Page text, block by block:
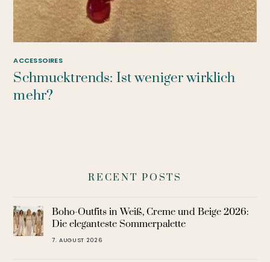
ACCESSOIRES
Schmucktrends: Ist weniger wirklich
mehr?
RECENT POSTS
Boho-Outfits in Weiß, Creme und Beige 2026:
Die eleganteste Sommerpalette
7. AUGUST 2026